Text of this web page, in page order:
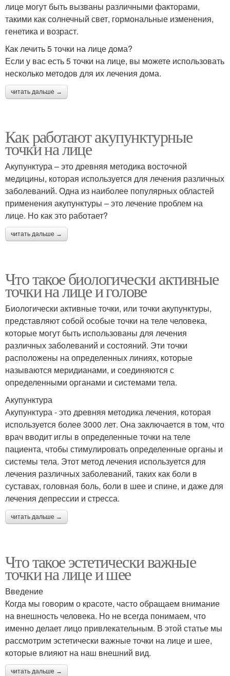
лице могут быть вызваны различными факторами,
такими как солнечный свет, гормональные изменения,
генетика и возраст.
Как лечить 5 точки на лице дома?
Если у вас есть 5 точки на лице, вы можете использовать
несколько методов для их лечения дома.
читать дальше →
Как работают акупунктурные
точки на лице
Акупунктура – это древняя методика восточной
медицины, которая используется для лечения различных
заболеваний. Одна из наиболее популярных областей
применения акупунктуры – это лечение проблем на
лице. Но как это работает?
читать дальше →
Что такое биологически активные
точки на лице и голове
Биологически активные точки, или точки акупунктуры,
представляют собой особые точки на теле человека,
которые могут быть использованы для лечения
различных заболеваний и состояний. Эти точки
расположены на определенных линиях, которые
называются меридианами, и соединяются с
определенными органами и системами тела.
Акупунктура
Акупунктура - это древняя методика лечения, которая
используется более 3000 лет. Она заключается в том, что
врач вводит иглы в определенные точки на теле
пациента, чтобы стимулировать определенные органы и
системы тела. Этот метод лечения используется для
лечения различных заболеваний, таких как боли в
суставах, головная боль, боли в шее и спине, и даже для
лечения депрессии и стресса.
читать дальше →
Что такое эстетически важные
точки на лице и шее
Введение
Когда мы говорим о красоте, часто обращаем внимание
на внешность человека. Но не всегда понимаем, что
именно делает лицо привлекательным. В этой статье мы
рассмотрим эстетически важные точки на лице и шее,
которые влияют на наш внешний вид.
читать дальше →